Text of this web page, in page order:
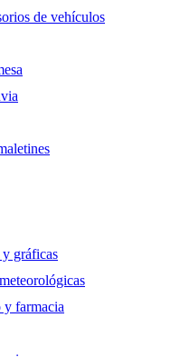
de vehículos
gráficas
y farmacia